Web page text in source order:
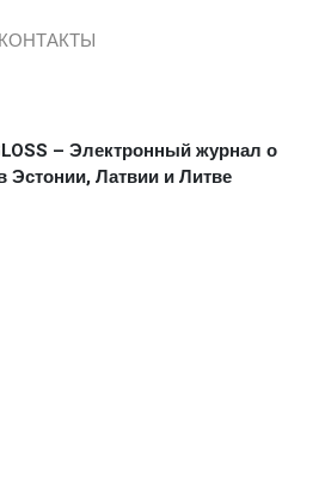
КОНТАКТЫ
– Электронный журнал о
Эстонии, Латвии и Литве